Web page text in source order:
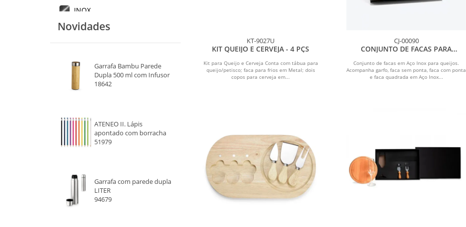
INOX
MADEIRA
Novidades
Garrafa Bambu Parede
Dupla 500 ml com Infusor
18642
ATENEO II. Lápis
apontado com borracha
51979
Garrafa com parede dupla
LITER
94679
KT-9027U
KIT QUEIJO E CERVEJA - 4 PÇS
Kit para Queijo e Cerveja Conta com tábua para
queijo/petisco; faca para frios em Metal; dois
copos para cerveja em...
CJ-00090
CONJUNTO DE FACAS PARA
Conjunto de facas em Aço Inox para queijos.
Acompanha garfo, faca sem ponta, faca com ponta
e faca quadrada em Aço Inox...